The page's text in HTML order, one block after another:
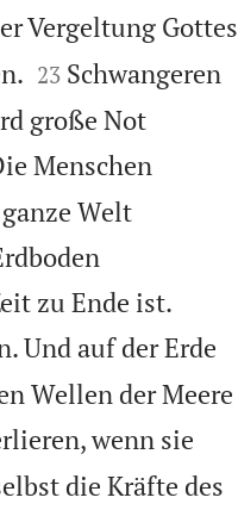
Vergeltung Gottes

23 Schwangeren
große Not
Menschen
Welt
zu Ende ist.
Und auf der Erde
Wellen der Meere
wenn sie
die Kräfte des